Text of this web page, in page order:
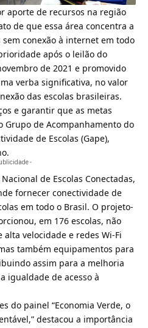
aporte de recursos na região
de que essa área concentra a
conexão à internet em todo
após o leilão do
de 2021 e promovido
verba significativa, no valor
das escolas brasileiras.
e garantir que as metas
Grupo de Acompanhamento do
de Escolas (Gape),
-
de Escolas Conectadas,
fornecer conectividade de
em todo o Brasil. O projeto-
em 176 escolas, não
velocidade e redes Wi-Fi
também equipamentos para
assim para a melhoria
igualdade de acesso à
do painel “Economia Verde, o
destacou a importância